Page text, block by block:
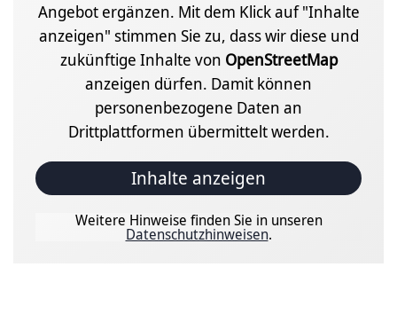
Angebot ergänzen. Mit dem Klick auf "Inhalte
anzeigen" stimmen Sie zu, dass wir diese und
zukünftige Inhalte von OpenStreetMap
anzeigen dürfen. Damit können
personenbezogene Daten an
Drittplattformen übermittelt werden.
Inhalte anzeigen
Weitere Hinweise finden Sie in unseren
Datenschutzhinweisen.